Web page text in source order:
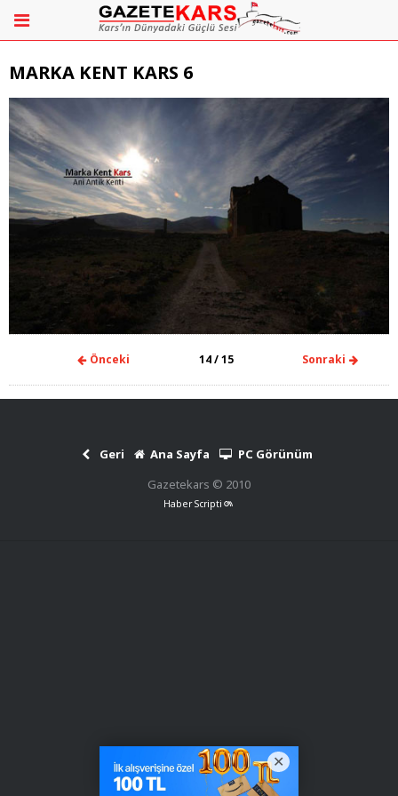
MARKA KENT KARS 6
Önceki 14/ 15 Sonraki
Geri Ana Sayfa
PC Görünüm
Gazetekars © 2010
Haber Scripti